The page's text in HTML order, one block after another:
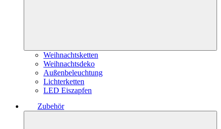
Weihnachtsketten
Weihnachtsdeko
Außenbeleuchtung
Lichterketten
LED Eiszapfen
Zubehör